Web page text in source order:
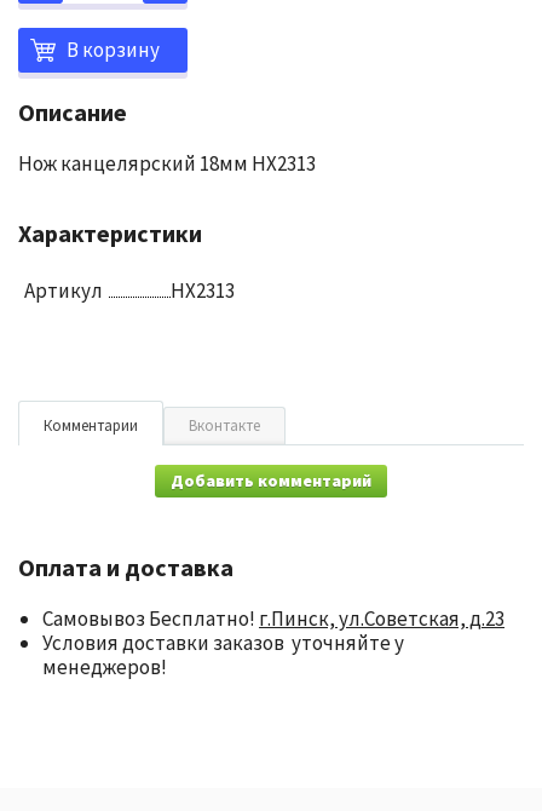
В корзину
Описание
Нож канцелярский 18мм HX2313
Характеристики
Артикул HX2313
Комментарии Вконтакте
Добавить комментарий
Оплата и доставка
Самовывоз Бесплатно! г.Пинск, ул.Советская, д.23
Условия доставки заказов уточняйте у
менеджеров!